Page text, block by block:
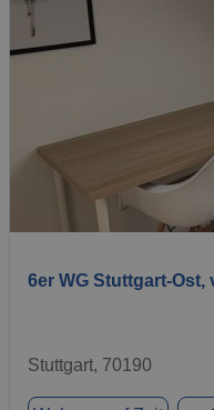
6er WG Stuttgart-
Stuttgart, 70190